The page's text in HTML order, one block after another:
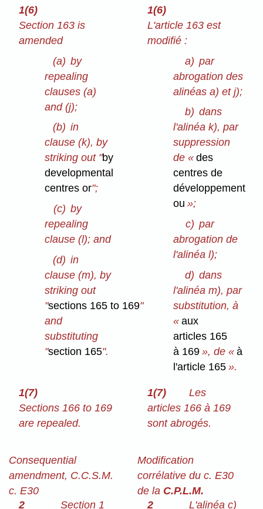
1(6)
Section 163 is
amended
(a) by
repealing
clauses (a)
and (j);
(b) in
clause (k), by
striking out "by
developmental
centres or";
(c) by
repealing
clause (l); and
(d) in
clause (m), by
striking out
"sections 165 to 169"
and
substituting
"section 165".
1(6)
L'article 163 est
modifié :
a) par
abrogation des
alinéas a) et j);
b) dans
l'alinéa k), par
suppression
de «des
centres de
développement
ou »;
c) par
abrogation de
l'alinéa l);
d) dans
l'alinéa m), par
substitution, à
«aux
articles 165
à 169 », de «à
l'article 165 ».
1(7)
Sections 166 to 169
are repealed.
1(7)
Les
articles 166 à 169
sont abrogés.
Consequential
amendment, C.C.S.M.
c. E30
2
Section 1
Modification
corrélative du c. E30
de la C.P.L.M.
2
L'alinéa c)